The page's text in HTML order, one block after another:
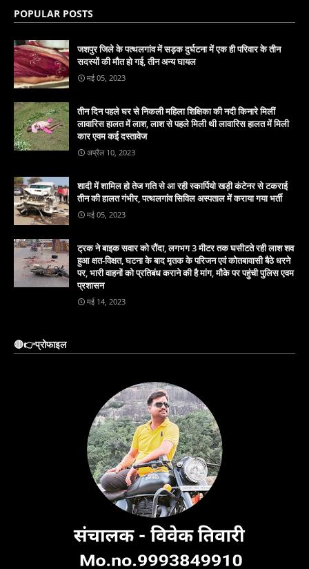
POPULAR POSTS
जशपुर जिले के पत्थलगांव में सड़क दुर्घटना में एक ही परिवार के तीन
सदस्यों की मौत हो गई, तीन अन्य घायल
मई 05, 2023
तीन दिन पहले घर से निकली महिला शिक्षिका की नदी किनारे मिलीं
लावारिस हालत में लाश, लाश से पहले मिली थी लावारिस हालत में मिली
कार एवम कई दस्तावेज
अप्रैल 10, 2023
शादी में शामिल हो तेज गति से आ रही स्कार्पियो खड़ी कंटेनर से टकराई
तीन की हालत गंभीर, पत्थलगांव सिविल अस्पताल में कराया गया भर्ती
मई 05, 2023
ट्रक ने बाइक सवार को रौंदा, लगभग 3 मीटर तक घसीटते रही लाश शव
हुआ क्षत-विक्षत, घटना के बाद मृतक के परिजन एवं कोतबावासी बैठे धरने
पर, भारी वाहनों को प्रतिबंध कराने की है मांग, मौके पर पहुंची पुलिस एवम
प्रशासन
मई 14, 2023
🔴👉प्रोफाइल